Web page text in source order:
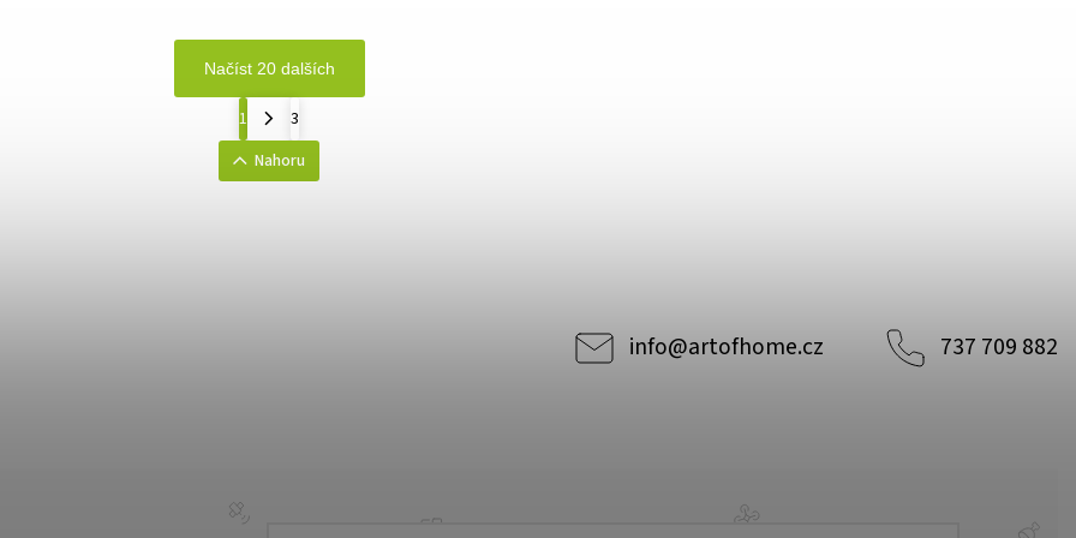
Načíst 20 dalších
1
3
Nahoru
info@artofhome.cz 737 709 882